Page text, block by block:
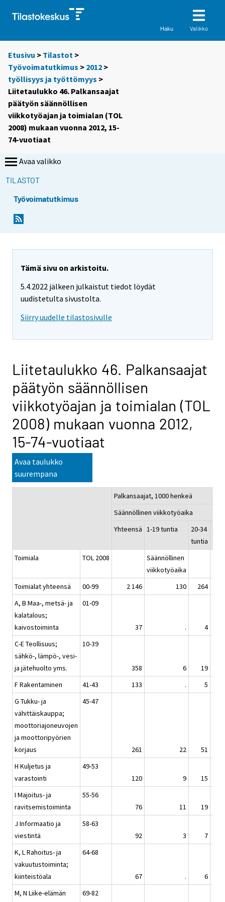
Haku Valikko
Etusivu > Tilastot >
Työvoimatutkimus > 2012 >
työllisyys ja työttömyys >
Liitetaulukko 46. Palkansaajat
päätyön säännöllisen
viikkotyöajan ja toimialan (TOL
2008) mukaan vuonna 2012, 15-
74-vuotiaat
Avaa valikko
TILASTOT
Työvoimatutkimus
Tämä sivu on arkistoitu.
5.4.2022 jälkeen julkaistut tiedot löydät
uudistetulta sivustolta.
Siirry uudelle tilastosivulle
Liitetaulukko 46. Palkansaajat
päätyön säännöllisen
viikkotyöajan ja toimialan (TOL
2008) mukaan vuonna 2012,
15-74-vuotiaat
Avaa taulukko
suurempana
Palkansaajat, 1000 henkeä
Säännöllinen viikkotyöaika
Yhteensä 1-19 tuntia
20-34
tuntia
35-
Toimiala
TOL 2008
Säännöllinen
viikkotyöaika
Toimialat yhteensä
00-99 2 146 130 264
A, B Maa-, metsä- ja
kalatalous;
kaivostoiminta
01-09
37 . 4
C-E Teollisuus;
sähkö-, lämpö-, vesi-
ja jätehuolto yms.
10-39
358 6 19
F Rakentaminen
41-43 133 . 5
G Tukku- ja
vähittäiskauppa;
moottoriajoneuvojen
ja moottoripyörien
korjaus
45-47
261 22 51
H Kuljetus ja
varastointi
49-53
120
9 15
I Majoitus- ja
ravitsemistoiminta
55-56
76
11 19
J Informaatio ja
viestintä
58-63
92
3 7
K, L Rahoitus- ja
vakuutustoiminta;
kiinteistöala
64-68
67 . 6
M, N Liike-elämän
69-82